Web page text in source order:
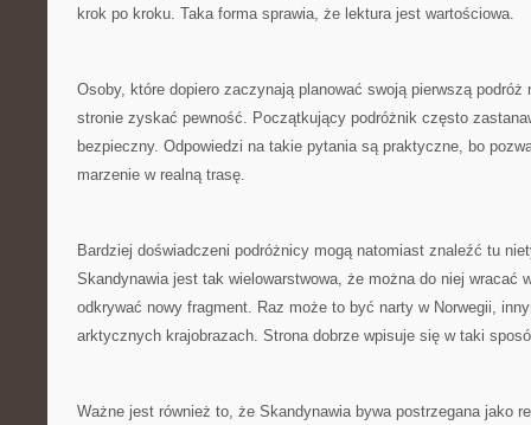
krok po kroku. Taka forma sprawia, że lektura jest wartościowa.
Osoby, które dopiero zaczynają planować swoją pierwszą podróż
stronie zyskać pewność. Początkujący podróżnik często
bezpieczny. Odpowiedzi na takie pytania są praktyczne, bo
marzenie w realną trasę.
Bardziej doświadczeni podróżnicy mogą natomiast znaleźć tu
Skandynawia jest tak wielowarstwowa, że można do niej wracać
odkrywać nowy fragment. Raz może to być narty w Norwegii,
arktycznych krajobrazach. Strona dobrze wpisuje się w taki
Ważne jest również to, że Skandynawia bywa postrzegana jako